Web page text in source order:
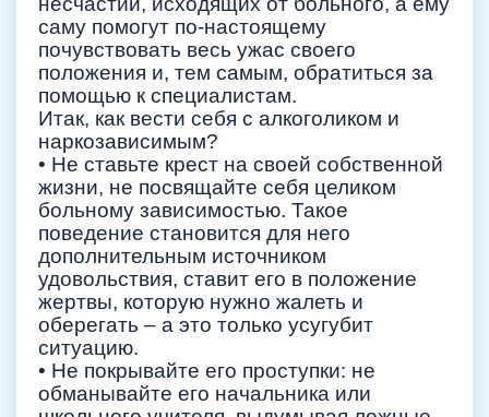
саму помогут по-настоящему
почувствовать весь ужас своего
положения и, тем самым, обратиться за
помощью к специалистам.
Итак, как вести себя с алкоголиком и
наркозависимым?
• Не ставьте крест на своей собственной
жизни, не посвящайте себя целиком
больному зависимостью. Такое
поведение становится для него
дополнительным источником
удовольствия, ставит его в положение
жертвы, которую нужно жалеть и
оберегать – а это только усугубит
ситуацию.
• Не покрывайте его проступки: не
обманывайте его начальника или